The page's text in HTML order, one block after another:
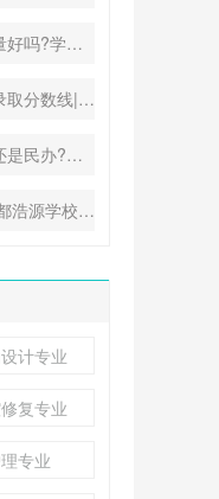
地址在哪里
中考普高参考
学率高吗?
升学率高吗?
计专业
复专业
专业